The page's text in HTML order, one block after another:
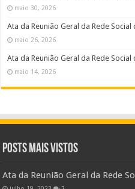
maio 30, 2026
Ata da Reunião Geral da Rede
maio 26, 2026
Ata da Reunião Geral da Rede
maio 14, 2026
Posts Mais Vistos
Ata da Reunião Geral da Rede